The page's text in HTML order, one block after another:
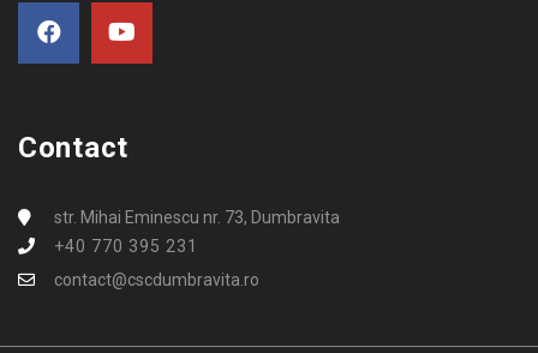
Contact
str. Mihai Eminescu nr. 73, Dumbravita
+40 770 395 231
contact@cscdumbravita.ro